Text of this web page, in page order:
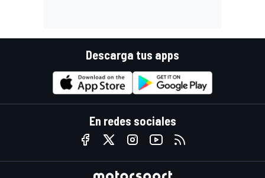
Descarga tus apps
En redes sociales